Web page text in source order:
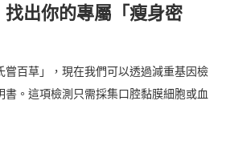
出你的專屬「瘦身密
嘗百草」，現在我們可以透過減重基因檢
書。這項檢測只需採集口腔黏膜細胞或血